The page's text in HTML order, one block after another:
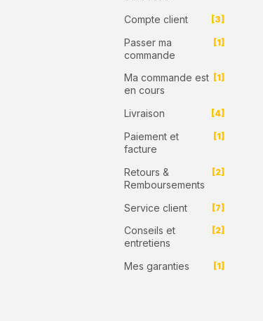
Compte client [3]
Passer ma
commande
[1]
Ma commande est
en cours
[1]
Livraison [4]
Paiement et
facture
[1]
Retours &
Remboursements
[2]
Service client [7]
Conseils et
entretiens
[2]
Mes garanties [1]